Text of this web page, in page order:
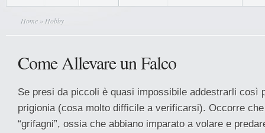
Home » Hobby
Come Allevare un Falco
Se presi da piccoli è quasi impossibile addestrarli così
prigionia (cosa molto difficile a verificarsi). Occorre che
“grifagni”, ossia che abbiano imparato a volare e